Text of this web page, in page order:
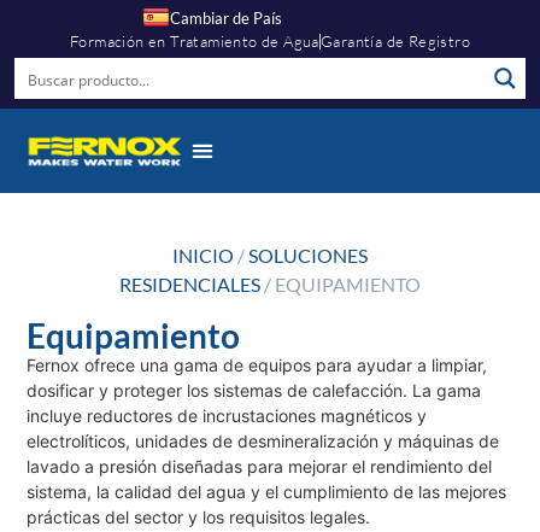
Cambiar de País
Formación en Tratamiento de AguaGarantía de Registro
INICIO /SOLUCIONES
RESIDENCIALES / EQUIPAMIENTO
Equipamiento
Fernox ofrece una gama de equipos para ayudar a limpiar,
dosificar y proteger los sistemas de calefacción. La gama
incluye reductores de incrustaciones magnéticos y
electrolíticos, unidades de desmineralización y máquinas de
lavado a presión diseñadas para mejorar el rendimiento del
sistema, la calidad del agua y el cumplimiento de las mejores
prácticas del sector y los requisitos legales.